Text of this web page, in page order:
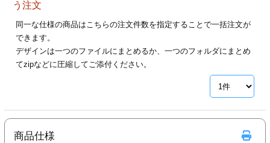
印刷
印刷
ファイル印刷
ァイル印刷
う注文
同一な仕様の商品はこちらの注文件数を指定することで一括注文が
できます。
デザインは一つのファイルにまとめるか、一つのフォルダにまとめ
てzipなどに圧縮してご添付ください。
商品仕様